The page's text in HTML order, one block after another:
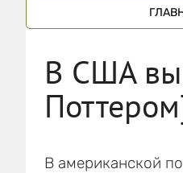
В США
В американской